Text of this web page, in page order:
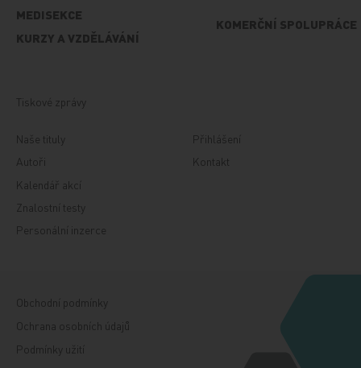
MEDISEKCE
KURZY A VZDĚLÁVÁNÍ
KOMERČNÍ SPOLUPRÁCE
Tiskové zprávy
Naše tituly
Autoři
Kalendář akcí
Znalostní testy
Personální inzerce
Přihlášení
Kontakt
Obchodní podmínky
Ochrana osobních údajů
Podmínky užití